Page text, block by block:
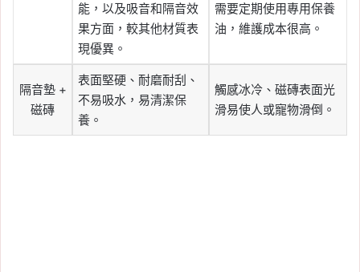
能，以及吸音和隔音效
果方面，較其他材質表
現優異。
需要定期使用專用保養
油，維護成本很高。
隔音墊 +
磁磚
表面堅硬、耐磨耐刮、
不易吸水，易清潔保
養。
觸感冰冷、磁磚表面光
滑易使人或寵物滑倒。